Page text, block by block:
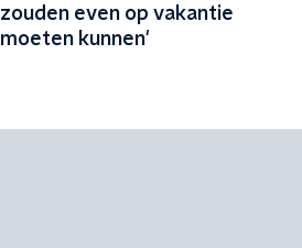
zouden even op vakantie
moeten kunnen'